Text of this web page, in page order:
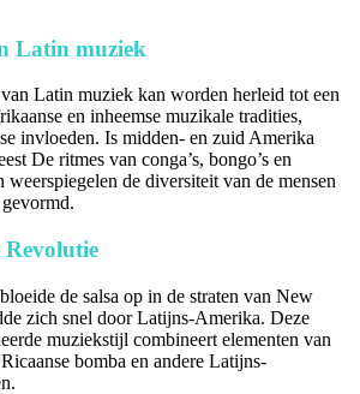
Latin muziek
Latin muziek kan worden herleid tot een
en inheemse muzikale tradities,
invloeden. Is midden- en zuid Amerika
De ritmes van conga’s, bongo’s en
weerspiegelen de diversiteit van de mensen
Revolutie
de salsa op in de straten van New
zich snel door Latijns-Amerika. Deze
muziekstijl combineert elementen van
bomba en andere Latijns-